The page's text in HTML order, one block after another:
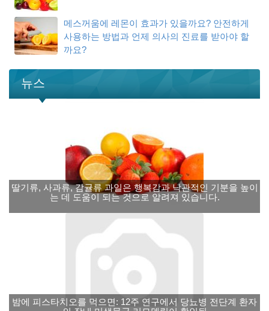
메스꺼움에 레몬이 효과가 있을까요? 안전하게
사용하는 방법과 언제 의사의 진료를 받아야 할
까요?
뉴스
딸기류, 사과류, 감귤류 과일은 행복감과 낙관적인 기분을 높이
는 데 도움이 되는 것으로 알려져 있습니다.
밤에 피스타치오를 먹으면: 12주 연구에서 당뇨병 전단계 환자